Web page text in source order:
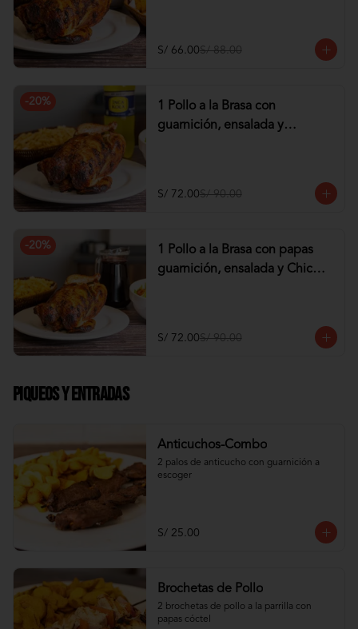
S/ 66.00S/ 88.00
-20%
1 Pollo a la Brasa con
guarnición, ensalada y
S/ 72.00S/ 90.00
-20%
1 Pollo a la Brasa con papas
guarnición, ensalada y Chicha
S/ 72.00S/ 90.00
Piqueos y Entradas
Anticuchos-Combo
2 palos de anticucho con guarnición a
escoger
S/ 25.00
Brochetas de Pollo
2 brochetas de pollo a la parrilla con
papas cóctel